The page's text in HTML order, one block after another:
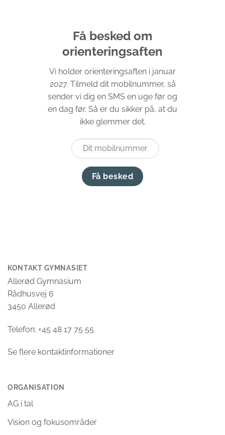
Få besked om
orienteringsaften
Vi holder orienteringsaften i januar
2027. Tilmeld dit mobilnummer, så
sender vi dig en SMS en uge før og
en dag før. Så er du sikker på, at du
ikke glemmer det.
Få besked
KONTAKT GYMNASIET
Allerød Gymnasium
Rådhusvej 6
3450 Allerød
Telefon: +45 48 17 75 55
Se flere kontaktinformationer
ORGANISATION
AG i tal
Vision og fokusområder